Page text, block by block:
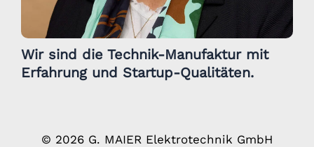
Wir sind die Technik-Manufaktur mit
Erfahrung und Startup-Qualitäten.
© 2026 G. MAIER Elektrotechnik GmbH